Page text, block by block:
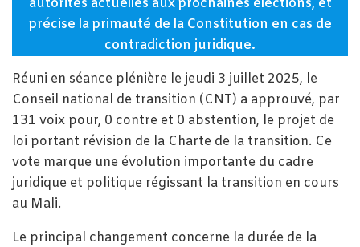
précise la primauté de la Constitution en cas de
contradiction juridique.
Réuni en séance plénière le jeudi 3 juillet 2025, le
Conseil national de transition (CNT) a approuvé, par
131 voix pour, 0 contre et 0 abstention, le projet de
loi portant révision de la Charte de la transition. Ce
vote marque une évolution importante du cadre
juridique et politique régissant la transition en cours
au Mali.
Le principal changement concerne la durée de la